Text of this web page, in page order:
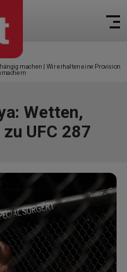
machen | Wir erhalten eine Provision
Wetten,
UFC 287